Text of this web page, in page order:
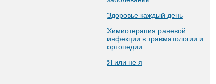
Здоровье каждый день
Химиотерапия раневой
инфекции в травматологии и
ортопедии
Я или не я